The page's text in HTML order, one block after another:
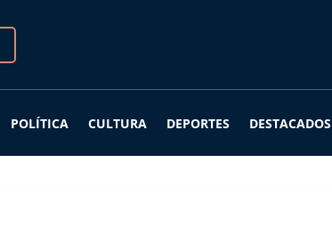
POLÍTICA CULTURA DEPORTES DESTACADOS